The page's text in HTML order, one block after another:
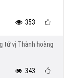
353
tứ vị Thành hoàng
343